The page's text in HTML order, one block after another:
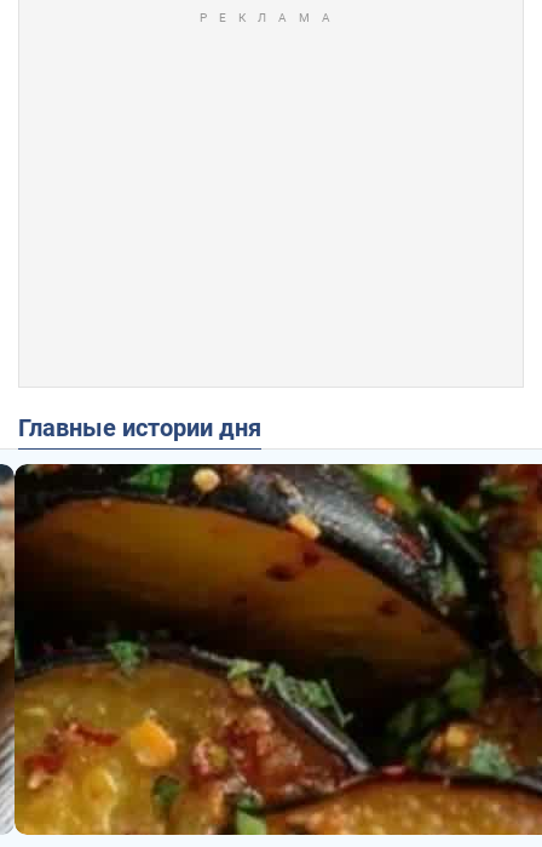
Главные истории дня